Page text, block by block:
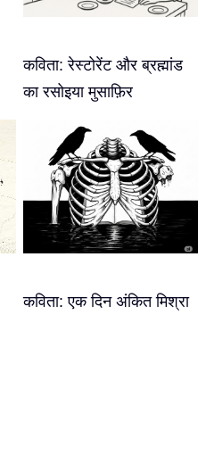
कविता: रेस्टोरेंट और ब्रह्मांड
का रसोइया मुसाफ़िर
कविता: एक दिन अंकित मिश्रा